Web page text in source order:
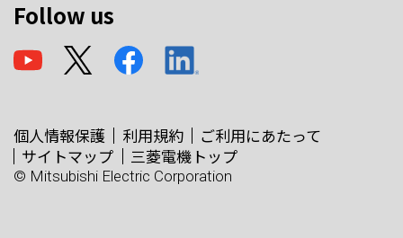
Follow us
個人情報保護 利用規約
ご利用にあたって
サイトマップ
三菱電機トップ
© Mitsubishi Electric Corporation